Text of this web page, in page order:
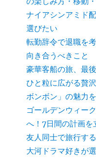
ナイアシンアミド
選びたい
転勤辞令で退職を
向き合うべきこと
豪華客船の旅、最
ひと粒に広がる贅
ボンボン」の魅力
ゴールデンウィー
へ！7日間の計画を
友人同士で旅行す
大河ドラマ好きが